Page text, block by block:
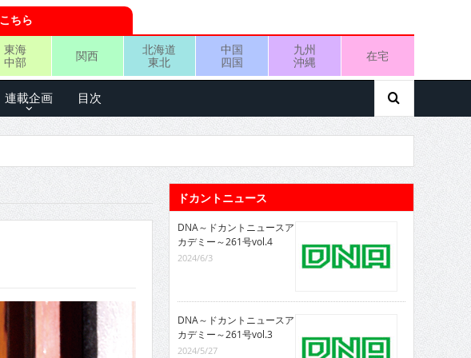
ちら
東海
中部
関西
北海道
東北
中国
四国
九州
沖縄
在宅
連載企画 目次
ドカントニュース
DNA～ドカントニュースア
カデミー～261号vol.4
2024/6/3
DNA～ドカントニュースア
カデミー～261号vol.3
2024/5/27